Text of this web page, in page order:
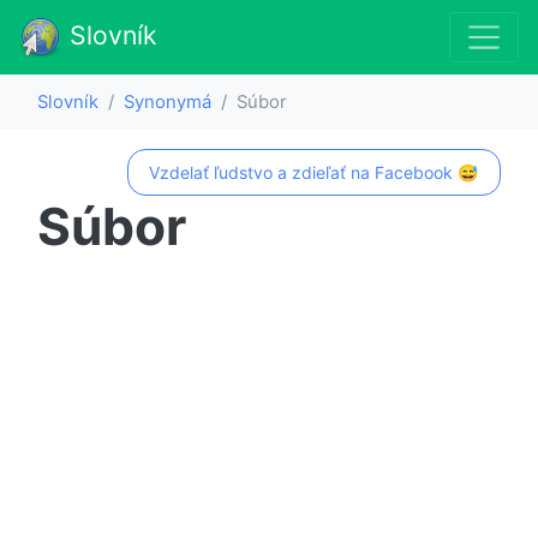
Slovník
Slovník Synonymá Súbor
Vzdelať ľudstvo a zdieľať na Facebook 😅
Súbor